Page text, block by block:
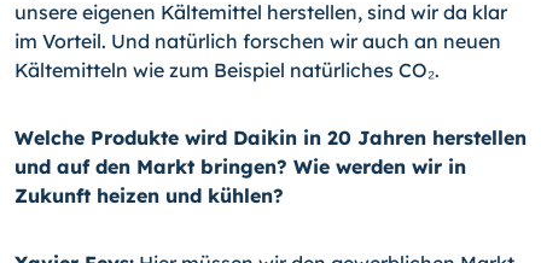
unsere eigenen Kältemittel herstellen, sind wir da klar
im Vorteil. Und natürlich forschen wir auch an neuen
Kältemitteln wie zum Beispiel natürliches CO₂.
Welche Produkte wird Daikin in 20 Jahren herstellen
und auf den Markt bringen? Wie werden wir in
Zukunft heizen und kühlen?